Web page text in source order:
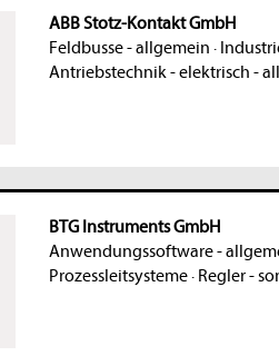
ABB Stotz-Kontakt GmbH
Feldbusse - allgemein ·
Antriebstechnik - elektrisch -
BTG Instruments GmbH
Anwendungssoftware -
Prozessleitsysteme· Regler -